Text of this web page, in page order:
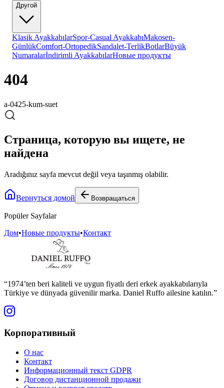
Другой
Klasik AyakkabılarSpor-Casual AyakkabıMakosen-
GünlükComfort-OrtopedikSandalet-TerlikBotlarBüyük
Numaralarİndirimli AyakkabılarНовые продукты
404
a-0425-kum-suet
Страница, которую вы ищете, не
найдена
Aradığınız sayfa mevcut değil veya taşınmış olabilir.
Вернуться домой Возвращаться
Popüler Sayfalar
Дом•Новые продукты•Контакт
“1974’ten beri kaliteli ve uygun fiyatlı deri erkek ayakkabılarıyla
Türkiye ve dünyada güvenilir marka. Daniel Ruffo ailesine katılın.”
Корпоративный
О нас
Контакт
Информационный текст GDPR
Договор дистанционной продажи